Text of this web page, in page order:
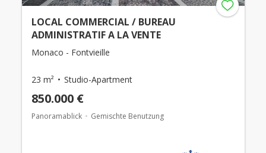
LOCAL COMMERCIAL / BUREAU
ADMINISTRATIF A LA VENTE
Monaco - Fontvieille
23 m² Studio-Apartment
850.000 €
Panoramablick Gemischte Benutzung